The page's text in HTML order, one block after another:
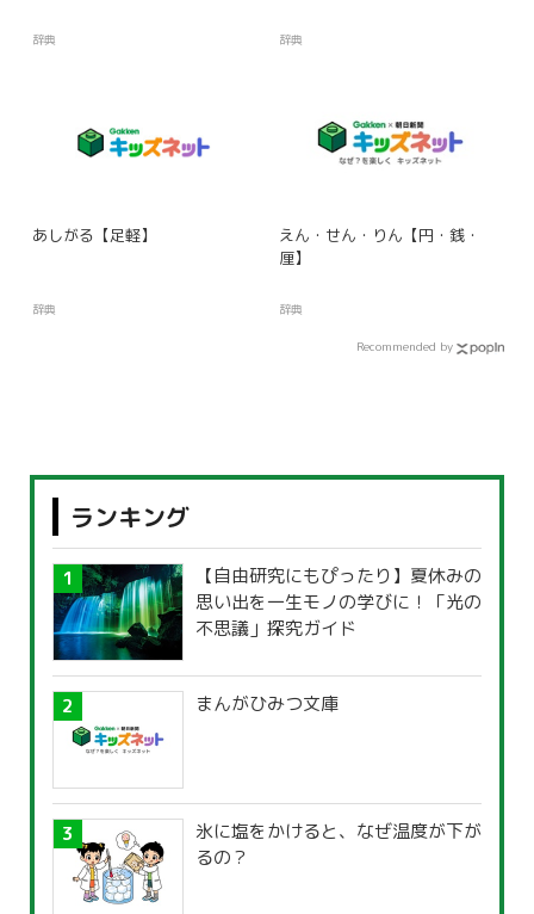
辞典 辞典
あしがる【足軽】
辞典
えん・せん・りん【円・銭・
厘】
辞典
Recommended by
ランキング
【自由研究にもぴったり】夏休みの
思い出を一生モノの学びに！「光の
不思議」探究ガイド
まんがひみつ文庫
氷に塩をかけると、なぜ温度が下が
るの？